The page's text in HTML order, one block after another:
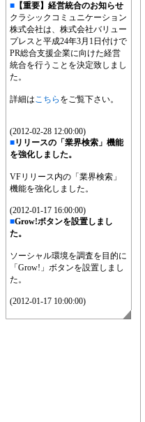
■ 【重要】経営統合のお知らせ
クラシックコミュニケーション
株式会社は、株式会社バリュー
プレスと平成24年3月1日付けで
PR総合支援企業に向けた経営
統合を行うことを決定致しまし
た。
詳細はこちら をご覧下さい。
(2012-02-28 12:00:00)
■リリースの「業界検索」機能
を強化しました。
VFリリース内の「業界検索」
機能を強化しました。
(2012-01-17 16:00:00)
■Grow!ボタンを設置しまし
た。
ソーシャル環境を調査を目的に
「Grow!」ボタンを設置しまし
た。
(2012-01-17 10:00:00)